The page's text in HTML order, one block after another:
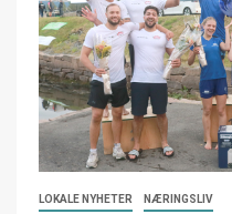
LOKALE NYHETER NÆRINGSLIV